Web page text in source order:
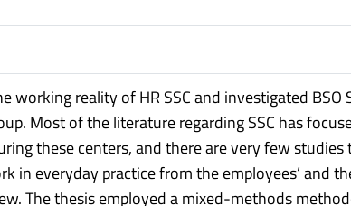
working reality of HR SSC and investigated BSO
Most of the literature regarding SSC has
these centers, and there are very few studies
in everyday practice from the employees’ and
The thesis employed a mixed-methods